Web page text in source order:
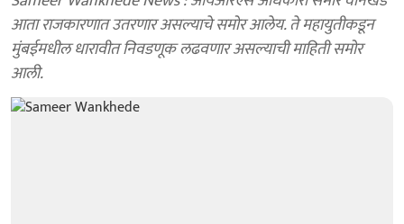
आता राजकारणात उतरणार असल्याचे समोर आलेय. ते महायुतीकडून
मुंबईमधील धारावीत निवडणूक लढवणार असल्याची माहिती समोर
आली.